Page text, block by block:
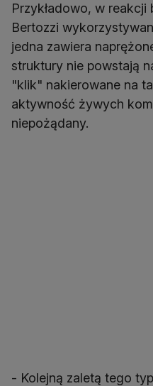
Przykładowo, w reakcji
Bertozzi
jedna zawiera
struktury nie powstają
"klik" nakierowane na
aktywność żywych
niepożądany.
- Kolejną zaletą tego